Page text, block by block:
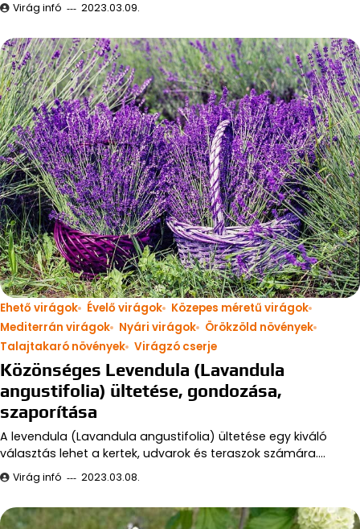
Virág infó 2023.03.09.
Ehető virágok Évelő virágok
Közepes méretű virágok
Mediterrán virágok
Nyári virágok
Örökzöld növények
Talajtakaró növények Virágzó cserje
Közönséges Levendula (Lavandula
angustifolia) ültetése, gondozása,
szaporítása
A levendula (Lavandula angustifolia) ültetése egy kiváló
választás lehet a kertek, udvarok és teraszok számára.…
Virág infó 2023.03.08.